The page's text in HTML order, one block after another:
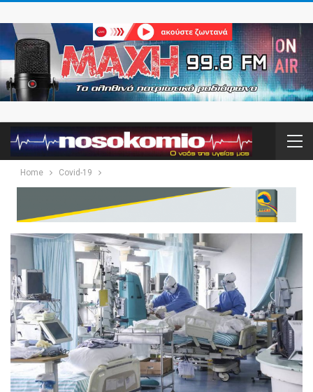
Home Covid-19